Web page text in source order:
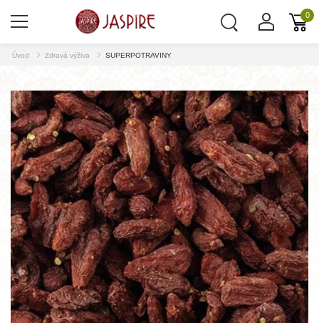
0
Úvod Zdravá výživa SUPERPOTRAVINY